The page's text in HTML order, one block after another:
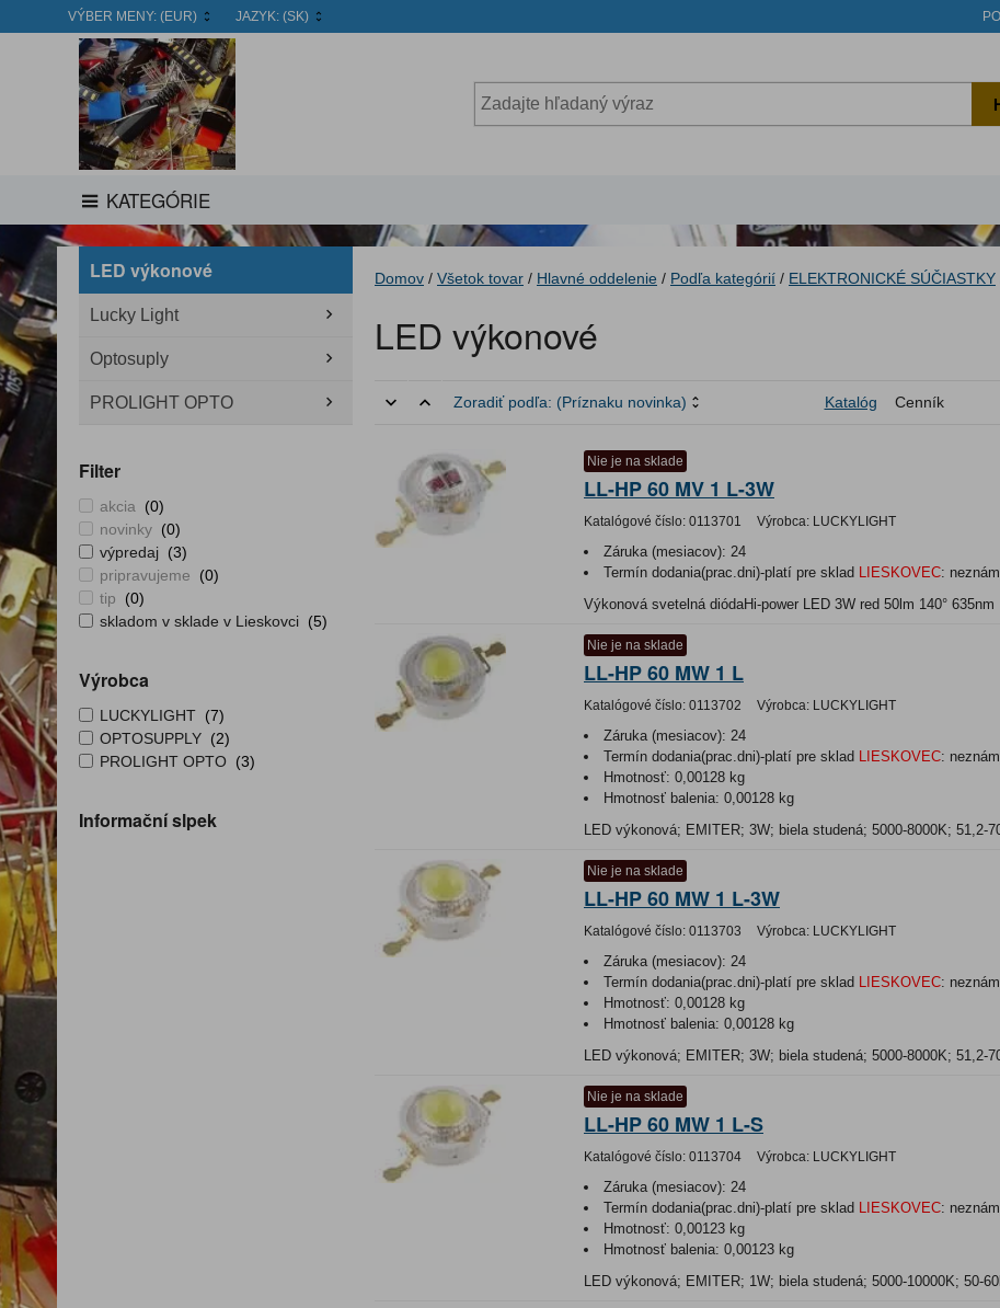
VÝBER MENY: (EUR) JAZYK: (SK)
KATEGÓRIE
LED výkonové
Lucky Light
Optosuply
PROLIGHT OPTO
Filter
akcia
(0)
novinky (0)
výpredaj (3)
pripravujeme
(0)
tip
(0)
skladom v sklade v Lieskovci (5)
Výrobca
LUCKYLIGHT (7)
OPTOSUPPLY (2)
PROLIGHT OPTO (3)
Informační slpek
Domov / Všetok tovar / Hlavné oddelenie / Podľa kategórií / ELEKTRONICKÉ SÚČIASTKY
LED výkonové
Zoradiť podľa: (Príznaku novinka) Katalóg Cenník
Nie je na sklade
LL-HP 60 MV 1 L-3W
Katalógové číslo: 0113701 Výrobca: LUCKYLIGHT
Záruka (mesiacov): 24
Termín dodania(prac.dni)-platí pre sklad LIESKOVEC:
Výkonová svetelná diódaHi-power LED 3W red 50lm 140° 635nm
Nie je na sklade
LL-HP 60 MW 1 L
Katalógové číslo: 0113702 Výrobca: LUCKYLIGHT
Záruka (mesiacov): 24
Termín dodania(prac.dni)-platí pre sklad LIESKOVEC:
Hmotnosť: 0,00128 kg
Hmotnosť balenia: 0,00128 kg
LED výkonová; EMITER; 3W; biela studená; 5000-8000K; 51,2-
Nie je na sklade
LL-HP 60 MW 1 L-3W
Katalógové číslo: 0113703 Výrobca: LUCKYLIGHT
Záruka (mesiacov): 24
Termín dodania(prac.dni)-platí pre sklad LIESKOVEC:
Hmotnosť: 0,00128 kg
Hmotnosť balenia: 0,00128 kg
LED výkonová; EMITER; 3W; biela studená; 5000-8000K; 51,2-
Nie je na sklade
LL-HP 60 MW 1 L-S
Katalógové číslo: 0113704 Výrobca: LUCKYLIGHT
Záruka (mesiacov): 24
Termín dodania(prac.dni)-platí pre sklad LIESKOVEC:
Hmotnosť: 0,00123 kg
Hmotnosť balenia: 0,00123 kg
LED výkonová; EMITER; 1W; biela studená; 5000-10000K; 50-